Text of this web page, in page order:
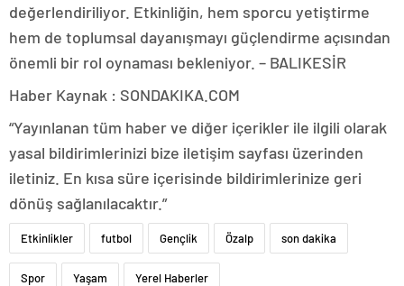
değerlendiriliyor. Etkinliğin, hem sporcu yetiştirme
hem de toplumsal dayanışmayı güçlendirme açısından
önemli bir rol oynaması bekleniyor. – BALIKESİR
Haber Kaynak : SONDAKIKA.COM
“Yayınlanan tüm haber ve diğer içerikler ile ilgili olarak
yasal bildirimlerinizi bize iletişim sayfası üzerinden
iletiniz. En kısa süre içerisinde bildirimlerinize geri
dönüş sağlanılacaktır.”
Etkinlikler futbol Gençlik Özalp son dakika
Spor Yaşam Yerel Haberler